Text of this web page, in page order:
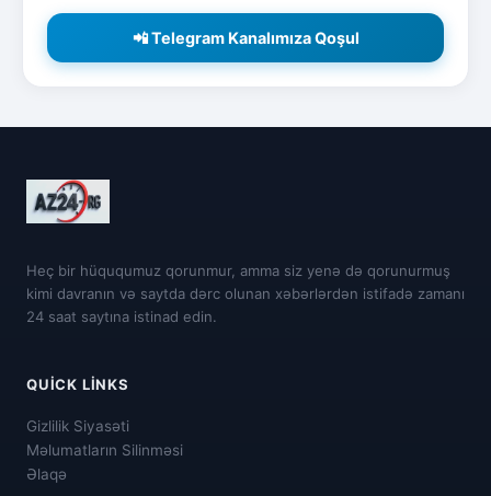
📲 Telegram Kanalımıza Qoşul
Heç bir hüququmuz qorunmur, amma siz yenə də qorunurmuş
kimi davranın və saytda dərc olunan xəbərlərdən istifadə zamanı
24 saat saytına istinad edin.
QUICK LINKS
Gizlilik Siyasəti
Məlumatların Silinməsi
Əlaqə